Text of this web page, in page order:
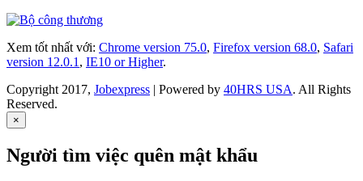
Xem tốt nhất với: Chrome version 75.0, Firefox version 68.0, Safari
version 12.0.1 , IE10 or Higher.
Copyright 2017, Jobexpress | Powered by 40HRS USA. All Rights
Reserved.
×
Người tìm việc quên mật khẩu